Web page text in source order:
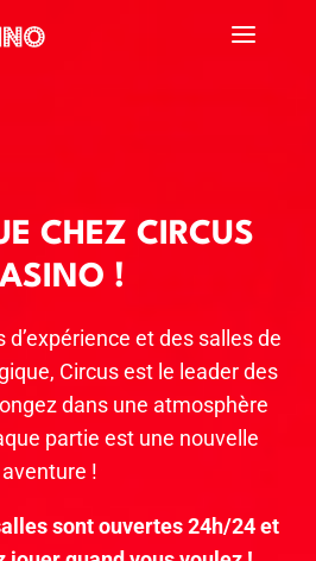
a
CHEZ CIRCUS
!
d’expérience et des salles de
Circus est le leader des
dans une atmosphère
partie est une nouvelle
aventure !
sont ouvertes 24h/24 et